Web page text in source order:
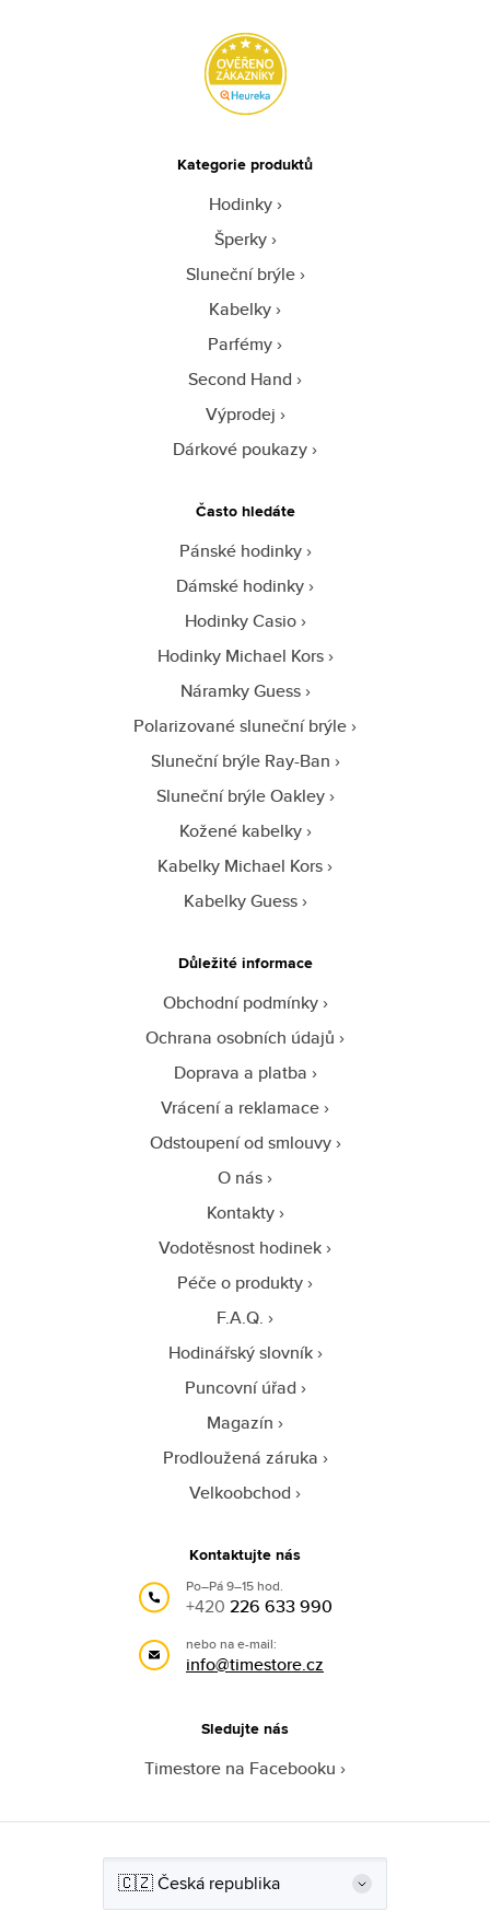
Kategorie produktů
Hodinky
Šperky
Sluneční brýle
Kabelky
Parfémy
Second Hand
Výprodej
Dárkové poukazy
Často hledáte
Pánské hodinky
Dámské hodinky
Hodinky Casio
Hodinky Michael Kors
Náramky Guess
Polarizované sluneční brýle
Sluneční brýle Ray-Ban
Sluneční brýle Oakley
Kožené kabelky
Kabelky Michael Kors
Kabelky Guess
Důležité informace
Obchodní podmínky
Ochrana osobních údajů
Doprava a platba
Vrácení a reklamace
Odstoupení od smlouvy
O nás
Kontakty
Vodotěsnost hodinek
Péče o produkty
F.A.Q.
Hodinářský slovník
Puncovní úřad
Magazín
Prodloužená záruka
Velkoobchod
Kontaktujte nás
Po–Pá 9–15 hod.
+420 226 633 990
nebo na e-mail:
info@timestore.cz
Sledujte nás
Timestore na Facebooku